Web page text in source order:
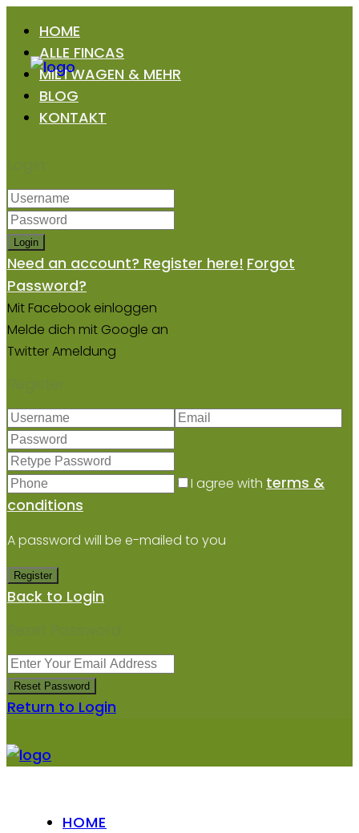
HOME
ALLE FINCAS
MIETWAGEN & MEHR
BLOG
KONTAKT
Login
Login
Need an account? Register here! Forgot
Password?
Mit Facebook einloggen
Melde dich mit Google an
Twitter Ameldung
Register
I agree with terms &
conditions
A password will be e-mailed to you
Register
Back to Login
Reset Password
Reset Password
Return to Login
HOME